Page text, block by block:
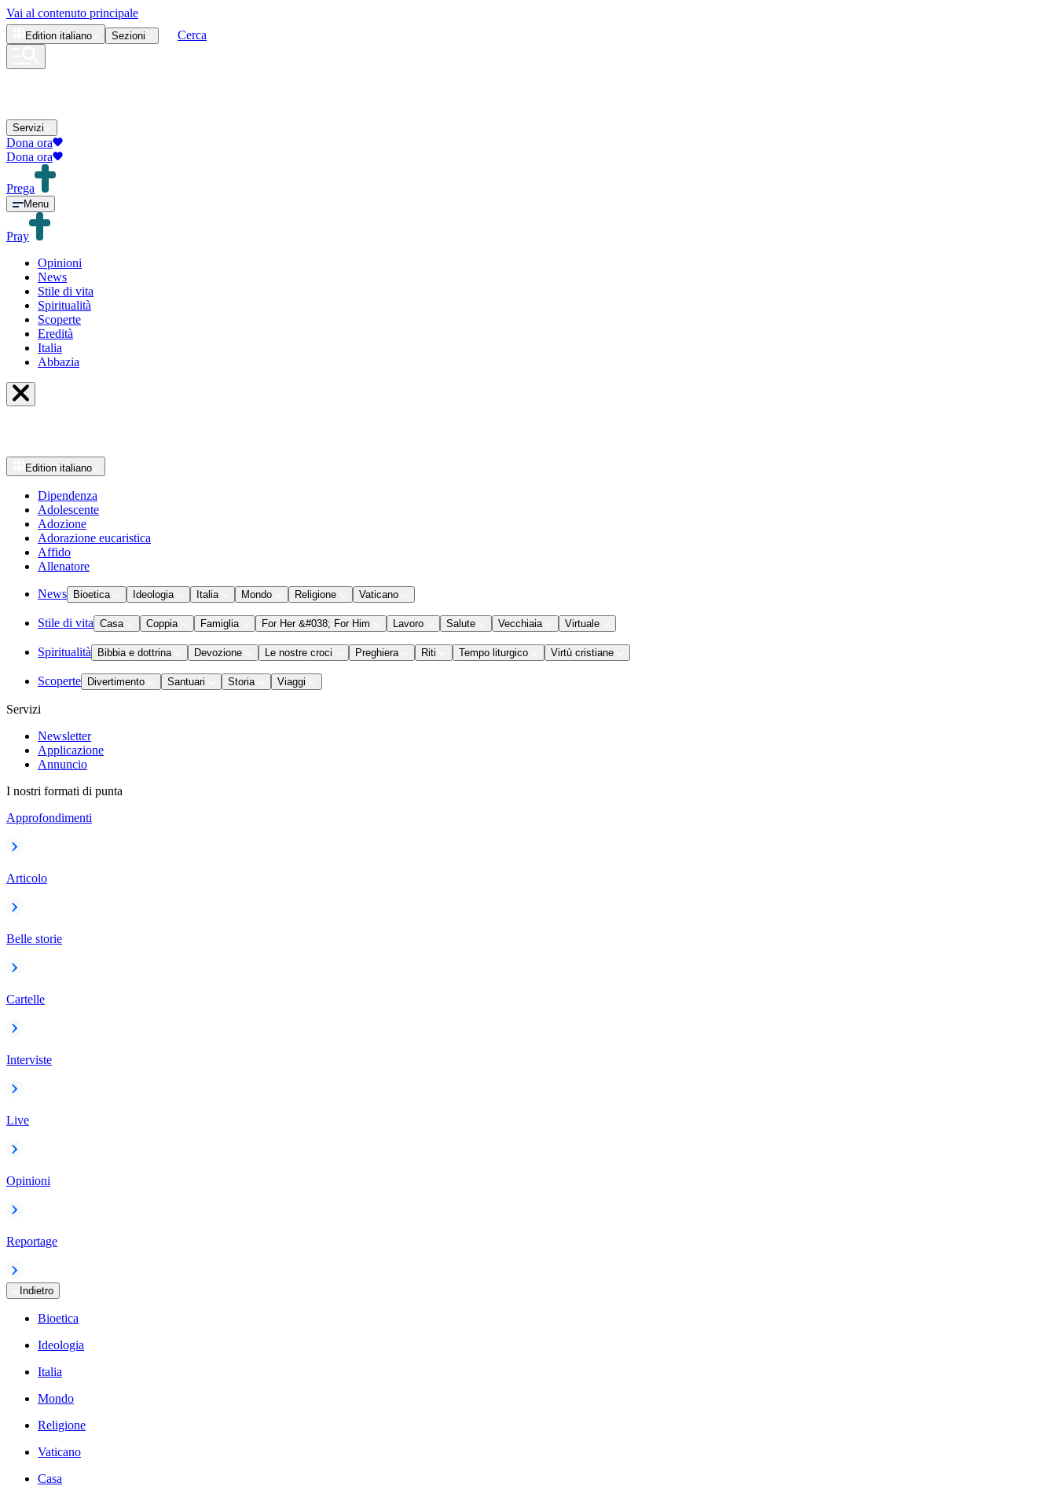
Vai al contenuto principale
Edition italiano Sezioni Cerca
Servizi
Dona ora
Dona ora
Prega
Menu
Pray
Opinioni
News
Stile di vita
Spiritualità
Scoperte
Eredità
Italia
Abbazia
Edition italiano
Dipendenza
Adolescente
Adozione
Adorazione eucaristica
Affido
Allenatore
News Bioetica Ideologia Italia Mondo Religione Vaticano
Stile di vita Casa Coppia Famiglia For Her &#038; For Him Lavoro Salute Vecchiaia Virtuale
Spiritualità Bibbia e dottrina Devozione Le nostre croci Preghiera Riti Tempo liturgico Virtù cristiane
Scoperte Divertimento Santuari Storia Viaggi
Servizi
Newsletter
Applicazione
Annuncio
I nostri formati di punta
Approfondimenti
Articolo
Belle storie
Cartelle
Interviste
Live
Opinioni
Reportage
Indietro
Bioetica
Ideologia
Italia
Mondo
Religione
Vaticano
Casa